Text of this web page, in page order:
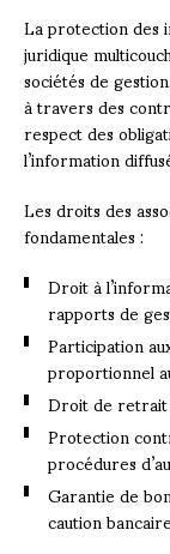
La protection des
juridique
sociétés de
à travers des
respect des
l’information
Les droits des
fondamentales :
Droit à
rapports de
Participation
proportionnel
Droit de retrait
Protection
procédures
Garantie de
caution bancaire